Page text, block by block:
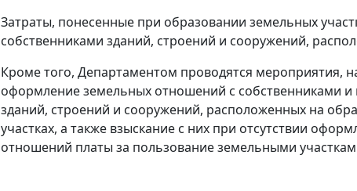
Затраты, понесенные при образовании земельных
собственниками зданий, строений и сооружений,
Кроме того, Департаментом проводятся мероприятия,
оформление земельных отношений с собственниками и
зданий, строений и сооружений, расположенных на
участках, а также взыскание с них при отсутствии
отношений платы за пользование земельными